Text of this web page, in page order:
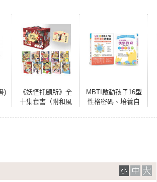
)
《妖怪托顧所》全
十集套書（附和風
MBTI啟動孩子16型
性格密碼、培養自